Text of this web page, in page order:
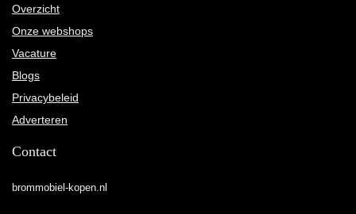
Overzicht
Onze webshops
Vacature
Blogs
Privacybeleid
Adverteren
Contact
brommobiel-kopen.nl